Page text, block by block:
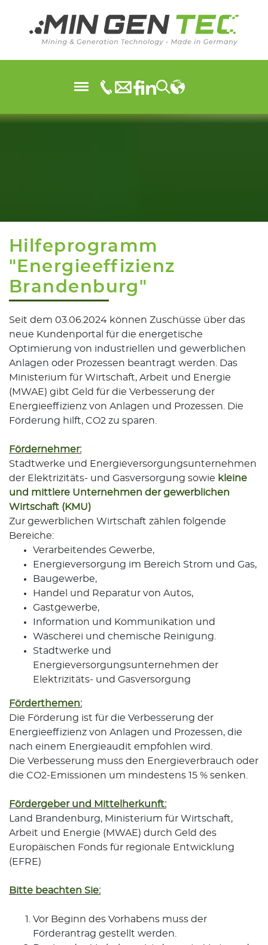
Hilfeprogramm
"Energieeffizienz
Brandenburg"
Seit dem 03.06.2024 können Zuschüsse über das
neue Kundenportal für die energetische
Optimierung von industriellen und gewerblichen
Anlagen oder Prozessen beantragt werden. Das
Ministerium für Wirtschaft, Arbeit und Energie
(MWAE) gibt Geld für die Verbesserung der
Energieeffizienz von Anlagen und Prozessen. Die
Förderung hilft, CO2 zu sparen.
Fördernehmer:
Stadtwerke und Energieversorgungsunternehmen
der Elektrizitäts- und Gasversorgung sowie kleine
und mittlere Unternehmen der gewerblichen
Wirtschaft (KMU)
Zur gewerblichen Wirtschaft zählen folgende
Bereiche:
Verarbeitendes Gewerbe,
Energieversorgung im Bereich Strom und Gas,
Baugewerbe,
Handel und Reparatur von Autos,
Gastgewerbe,
Information und Kommunikation und
Wäscherei und chemische Reinigung.
Stadtwerke und
Energieversorgungsunternehmen der
Elektrizitäts- und Gasversorgung
Förderthemen:
Die Förderung ist für die Verbesserung der
Energieeffizienz von Anlagen und Prozessen, die
nach einem Energieaudit empfohlen wird.
Die Verbesserung muss den Energieverbrauch oder
die CO2-Emissionen um mindestens 15 % senken.
Fördergeber und Mittelherkunft:
Land Brandenburg, Ministerium für Wirtschaft,
Arbeit und Energie (MWAE) durch Geld des
Europäischen Fonds für regionale Entwicklung
(EFRE)
Bitte beachten Sie:
Vor Beginn des Vorhabens muss der
Förderantrag gestellt werden.